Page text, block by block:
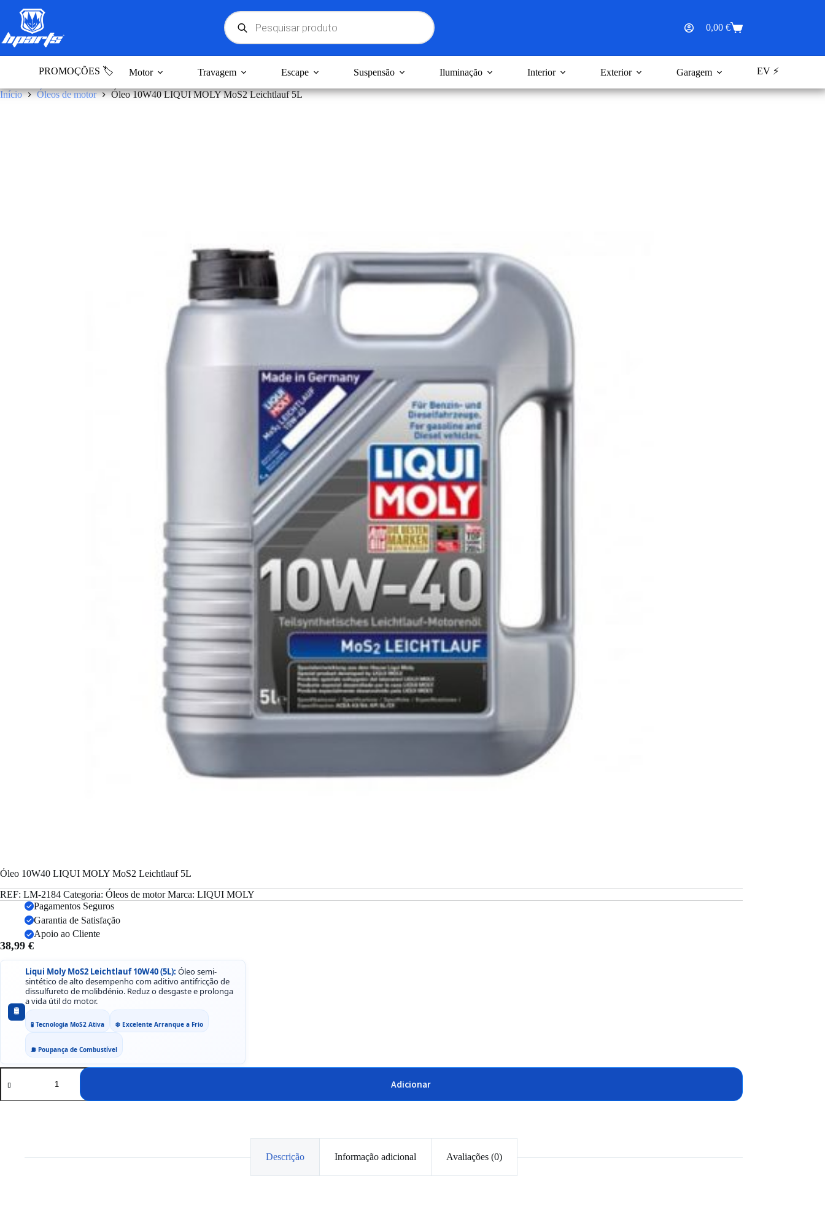
conteúdo
Products
search
Carrinho
compras
0,00 €
PROMOÇÕES 🏷️ Motor Travagem Escape Suspensão Iluminação Interior Exterior Garagem EV ⚡
Início Óleos de motor Óleo 10W40 LIQUI MOLY MoS2 Leichtlauf 5L
Óleo 10W40 LIQUI MOLY MoS2 Leichtlauf 5L
REF: LM-2184 Categoria: Óleos de motor Marca: LIQUI MOLY
Pagamentos Seguros
Garantia de Satisfação
Apoio ao Cliente
38,99 €
🛢️
Liqui Moly MoS2 Leichtlauf 10W40 (5L): Óleo semi-
sintético de alto desempenho com aditivo antifricção de
dissulfureto de molibdénio. Reduz o desgaste e prolonga
a vida útil do motor.
🧪 Tecnologia MoS2 Ativa ❄️ Excelente Arranque a Frio
⛽ Poupança de Combustível
Quantidade
de
10W40
Adicionar
Descrição Informação adicional Avaliações (0)